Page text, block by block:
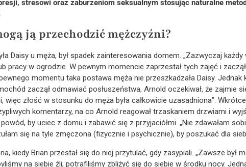
stresowi oraz zaburzeniom seksualnym stosując naturalne
ją przechodzić mężczyźni?
Daisy u męża, był spadek zainteresowania domem. „Zazwyczaj każdy
pracy w ogrodzie. W pewnym momencie zaprzestał tych zajęć i
momentu taka postawa męża nie przeszkadzała Daisy. Jednak
zaczął odmawiać posłuszeństwa, Arnold oczekiwał, że zajmie
więc złość w stosunku do męża była całkowicie uzasadniona”.
komentarzy, na co Arnold reagował trzaskaniem drzwiami i
powód, by uciec z domu i zabawić się z przyjaciółmi. „Nie zdawałam
się na tyle zmęczona (fizycznie i psychicznie), by poszukać dla
kiedy Brian przestał się do niej przytulać, gdy zasypiali. „Zawsze był
na siebie źli, potrafiliśmy zbliżyć się do siebie w środku nocy.